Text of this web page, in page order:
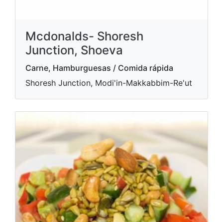
Mcdonalds- Shoresh
Junction, Shoeva
Carne, Hamburguesas / Comida rápida
Shoresh Junction, Modi'in-Makkabbim-Re'ut